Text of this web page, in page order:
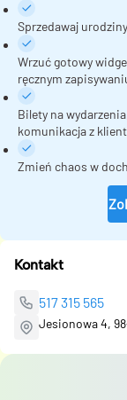
Sprzedawaj
Wrzuć gotowy
ręcznym
Bilety na
komunikacja z
Zmień chaos w
Kontakt
517 315 565
Jesionowa 4,